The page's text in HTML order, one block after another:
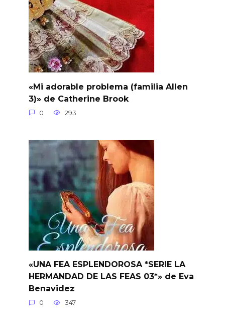
«Mi adorable problema (familia Allen
3)» de Catherine Brook
0 293
«UNA FEA ESPLENDOROSA *SERIE LA
HERMANDAD DE LAS FEAS 03*» de Eva
Benavidez
0 347